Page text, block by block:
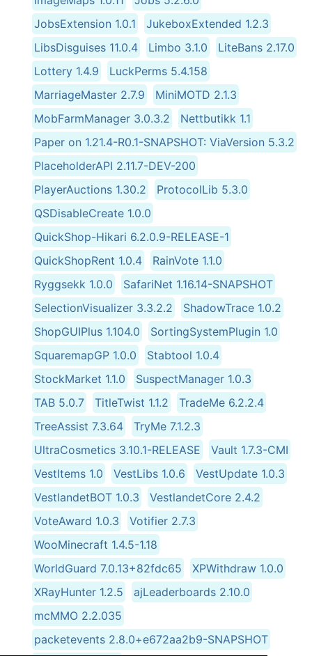
JobsExtension 1.0.1
JukeboxExtended 1.2.3
LibsDisguises 11.0.4
Limbo 3.1.0
LiteBans 2.17.0
Lottery 1.4.9
LuckPerms 5.4.158
MarriageMaster 2.7.9
MiniMOTD 2.1.3
MobFarmManager 3.0.3.2
Nettbutikk 1.1
Paper on 1.21.4-R0.1-SNAPSHOT: ViaVersion 5.3.2
PlaceholderAPI 2.11.7-DEV-200
PlayerAuctions 1.30.2
ProtocolLib 5.3.0
QSDisableCreate 1.0.0
QuickShop-Hikari 6.2.0.9-RELEASE-1
QuickShopRent 1.0.4
RainVote 1.1.0
Ryggsekk 1.0.0
SafariNet 1.16.14-SNAPSHOT
SelectionVisualizer 3.3.2.2
ShadowTrace 1.0.2
ShopGUIPlus 1.104.0
SortingSystemPlugin 1.0
SquaremapGP 1.0.0
Stabtool 1.0.4
StockMarket 1.1.0
SuspectManager 1.0.3
TAB 5.0.7
TitleTwist 1.1.2
TradeMe 6.2.2.4
TreeAssist 7.3.64
TryMe 7.1.2.3
UltraCosmetics 3.10.1-RELEASE
Vault 1.7.3-CMI
VestItems 1.0
VestLibs 1.0.6
VestUpdate 1.0.3
VestlandetBOT 1.0.3
VestlandetCore 2.4.2
VoteAward 1.0.3
Votifier 2.7.3
WooMinecraft 1.4.5-1.18
WorldGuard 7.0.13+82fdc65
XPWithdraw 1.0.0
XRayHunter 1.2.5
ajLeaderboards 2.10.0
mcMMO 2.2.035
packetevents 2.8.0+e672aa2b9-SNAPSHOT